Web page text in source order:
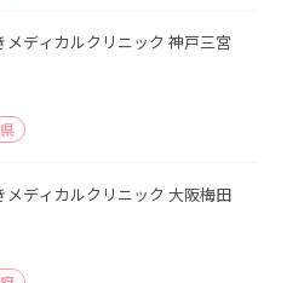
メディカルクリニック 神戸三宮
メディカルクリニック 大阪梅田